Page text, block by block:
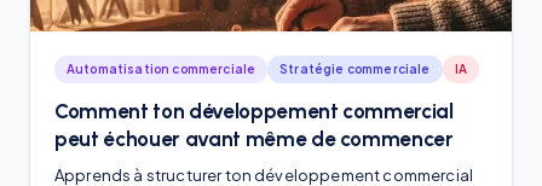
Automatisation commerciale Stratégie commerciale IA
Comment ton développement commercial
peut échouer avant même de commencer
Apprends à structurer ton développement commercial